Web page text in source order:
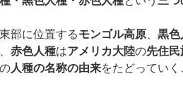
部に位置するモンゴル高原 黒色
赤色人種はアメリカ大陸の先住民
人種の名称の由来をたどってい